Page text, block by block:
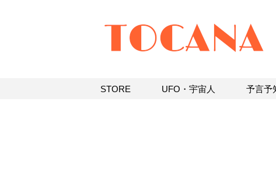
STORE UFO・宇宙人 予言予